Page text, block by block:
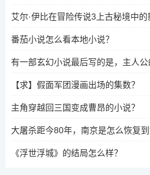
番茄小说怎么看本地小说？
【求】假面军团漫画出场的集数？
主角穿越回三国变成曹昂的小说？
大屠杀距今80年，南京是怎么恢复到
《浮世浮城》的结局怎么样？